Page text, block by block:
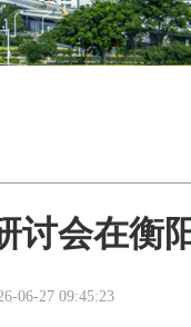
讨会在衡
06-27 09:45:23